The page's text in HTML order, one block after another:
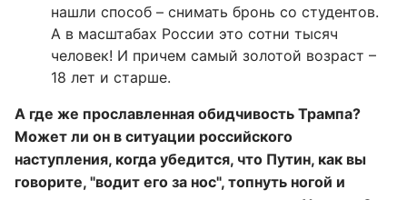
нашли способ – снимать бронь со студентов.
А в масштабах России это сотни тысяч
человек! И причем самый золотой возраст –
18 лет и старше.
А где же прославленная обидчивость Трампа?
Может ли он в ситуации российского
наступления, когда убедится, что Путин, как вы
говорите, "водит его за нос", топнуть ногой и